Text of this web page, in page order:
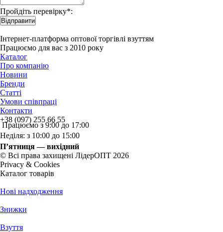
Пройдіть перевірку*:
Відправити
Інтернет-платформа оптової торгівлі взуттям
Працюємо для вас з 2010 року
Каталог
Про компанію
Новини
Бренди
Статті
Умови співпраці
Контакти
+38 (097) 255 66 55
Працюємо з 9:00 до 17:00
Неділя: з 10:00 до 15:00
П’ятниця — вихідний
© Всі права захищені ЛідерОПТ 2026
Privacy & Cookies
Каталог товарів
Нові надходження
Знижки
Взуття